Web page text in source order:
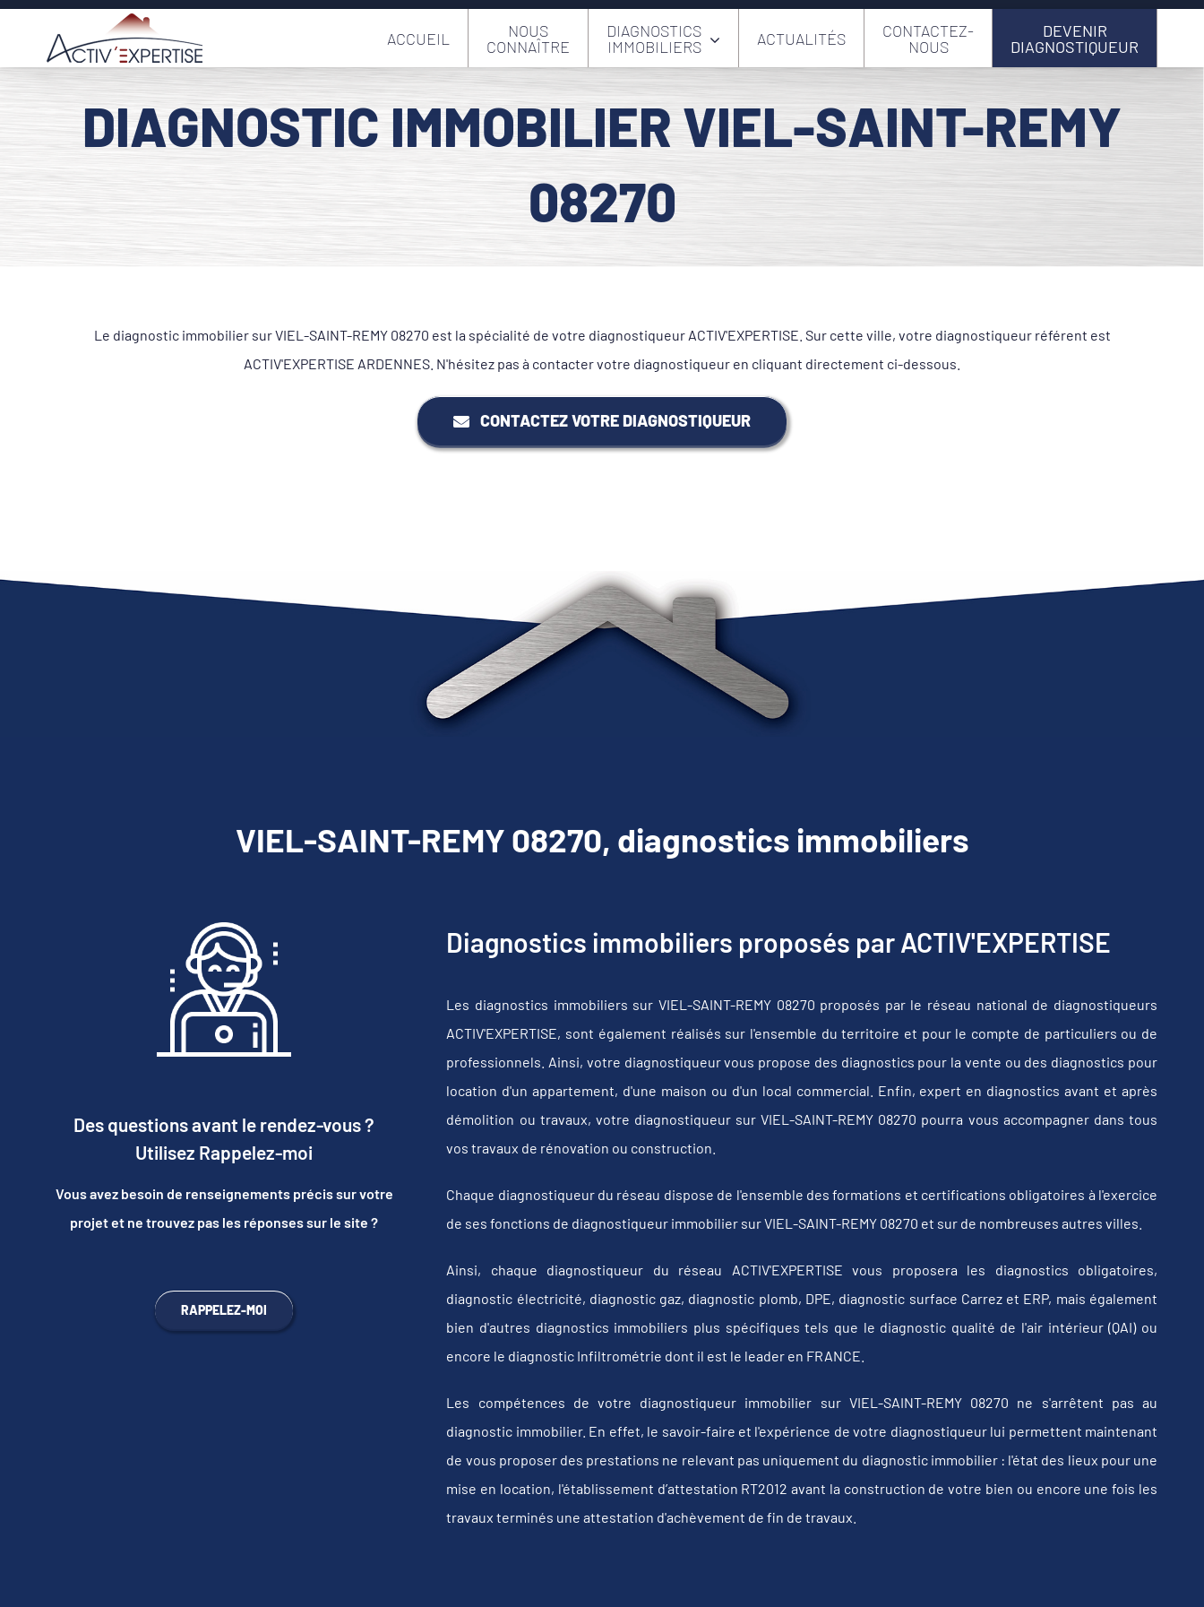
Passer
contenu
ACCUEIL
NOUS
CONNAÎTRE
DIAGNOSTICS
IMMOBILIERS
ACTUALITÉS
CONTACTEZ-
NOUS
DEVENIR
DIAGNOSTIQUEUR
DIAGNOSTIC IMMOBILIER VIEL-SAINT-REMY
08270
Le diagnostic immobilier sur VIEL-SAINT-REMY 08270 est la spécialité de votre diagnostiqueur ACTIV'EXPERTISE. Sur cette ville, votre diagnostiqueur référent est
ACTIV'EXPERTISE ARDENNES. N'hésitez pas à contacter votre diagnostiqueur en cliquant directement ci-dessous.
CONTACTEZ VOTRE DIAGNOSTIQUEUR
VIEL-SAINT-REMY 08270, diagnostics immobiliers
Des questions avant le rendez-vous ?
Utilisez Rappelez-moi
Vous avez besoin de renseignements précis sur votre
projet et ne trouvez pas les réponses sur le site ?
RAPPELEZ-MOI
Diagnostics immobiliers proposés par ACTIV'EXPERTISE
Les diagnostics immobiliers sur VIEL-SAINT-REMY 08270 proposés par le réseau national de diagnostiqueurs
ACTIV'EXPERTISE, sont également réalisés sur l'ensemble du territoire et pour le compte de particuliers ou de
professionnels. Ainsi, votre diagnostiqueur vous propose des diagnostics pour la vente ou des diagnostics pour
location d'un appartement, d'une maison ou d'un local commercial. Enfin, expert en diagnostics avant et après
démolition ou travaux, votre diagnostiqueur sur VIEL-SAINT-REMY 08270 pourra vous accompagner dans tous
vos travaux de rénovation ou construction.
Chaque diagnostiqueur du réseau dispose de l'ensemble des formations et certifications obligatoires à l'exercice
de ses fonctions de diagnostiqueur immobilier sur VIEL-SAINT-REMY 08270 et sur de nombreuses autres villes.
Ainsi, chaque diagnostiqueur du réseau ACTIV'EXPERTISE vous proposera les diagnostics obligatoires,
diagnostic électricité, diagnostic gaz, diagnostic plomb, DPE, diagnostic surface Carrez et ERP, mais également
bien d'autres diagnostics immobiliers plus spécifiques tels que le diagnostic qualité de l'air intérieur (QAI) ou
encore le diagnostic Infiltrométrie dont il est le leader en FRANCE.
Les compétences de votre diagnostiqueur immobilier sur VIEL-SAINT-REMY 08270 ne s'arrêtent pas au
diagnostic immobilier. En effet, le savoir-faire et l'expérience de votre diagnostiqueur lui permettent maintenant
de vous proposer des prestations ne relevant pas uniquement du diagnostic immobilier : l'état des lieux pour une
mise en location, l'établissement d’attestation RT2012 avant la construction de votre bien ou encore une fois les
travaux terminés une attestation d'achèvement de fin de travaux.